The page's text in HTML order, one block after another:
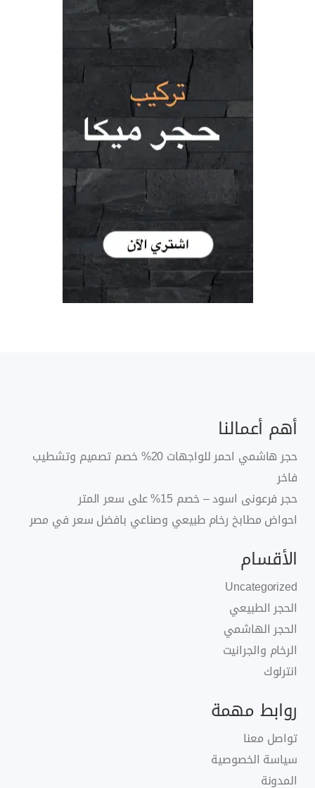
أهم أعمالنا
حجر هاشمي احمر للواجهات 20% خصم تصميم وتشطيب
فاخر
حجر فرعونى اسود – خصم 15% على سعر المتر
احواض مطابخ رخام طبيعي وصناعي بافضل سعر في مصر
الأقسام
Uncategorized
الحجر الطبيعي
الحجر الهاشمي
الرخام والجرانيت
انترلوك
روابط مهمة
تواصل معنا
سياسة الخصوصية
المدونة